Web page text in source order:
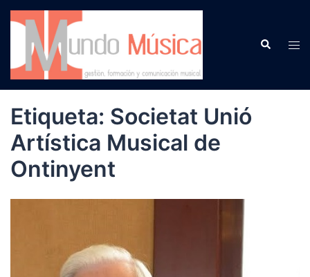
Saltar
contenido
Buscar
Etiqueta: Societat Unió
Artística Musical de
Ontinyent